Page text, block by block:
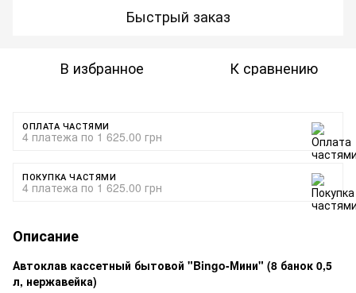
Быстрый заказ
В избранное К сравнению
ОПЛАТА ЧАСТЯМИ
4 платежа по 1 625.00 грн
ПОКУПКА ЧАСТЯМИ
4 платежа по 1 625.00 грн
Описание
Автоклав кассетный бытовой "Bingo-Мини" (8 банок 0,5
л, нержавейка)